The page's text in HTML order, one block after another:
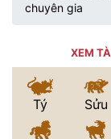
chuyên gia
XEM
Tý Sửu